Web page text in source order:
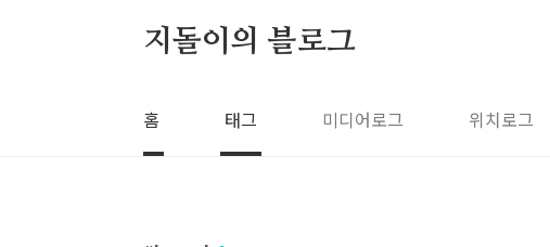
지돌이의 블로그
홈 태그 미디어로그 위치로그